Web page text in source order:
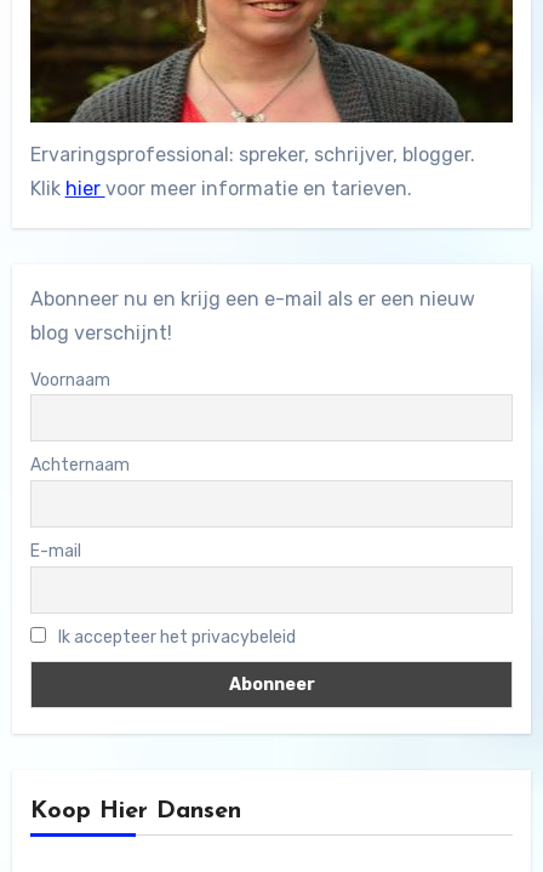
Ervaringsprofessional: spreker, schrijver, blogger.
Klik hier voor meer informatie en tarieven.
Abonneer nu en krijg een e-mail als er een nieuw
blog verschijnt!
Voornaam
Achternaam
E-mail
Ik accepteer het privacybeleid
Koop Hier Dansen